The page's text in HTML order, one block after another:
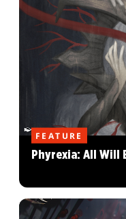
FEATURE
Phyrexia: All Will